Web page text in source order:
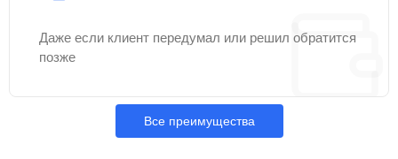
Даже если клиент передумал или решил обратится
позже
Все преимущества